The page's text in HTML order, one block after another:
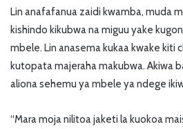
Lin anafafanua zaidi kwamba, muda
kishindo kikubwa na miguu yake
mbele. Lin anasema kukaa kwake kiti
kutopata majeraha makubwa. Akiwa
aliona sehemu ya mbele ya ndege
“Mara moja nilitoa jaketi la kuokoa